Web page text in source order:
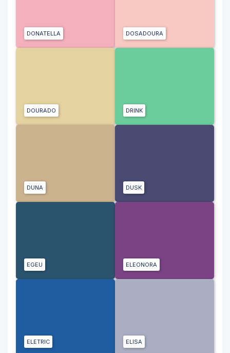
DONATELLA DOSADOURA
DOURADO DRINK
DUNA DUSK
EGEU ELEONORA
ELETRIC ELISA